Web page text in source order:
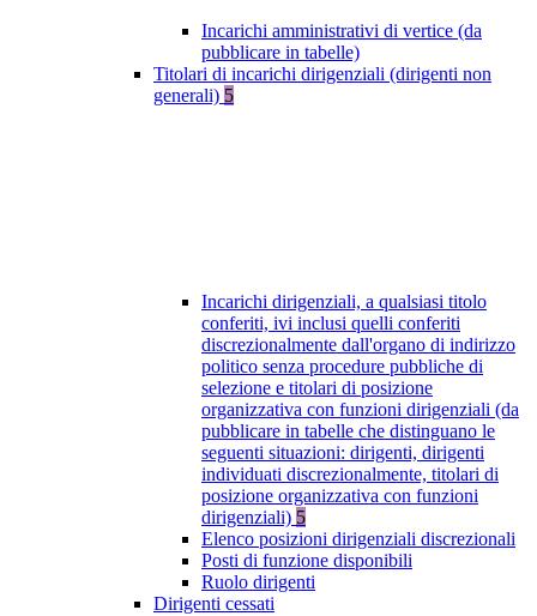
Incarichi amministrativi di vertice (da
pubblicare in tabelle)
Titolari di incarichi dirigenziali (dirigenti non
generali) 5
Incarichi dirigenziali, a qualsiasi titolo
conferiti, ivi inclusi quelli conferiti
discrezionalmente dall'organo di indirizzo
politico senza procedure pubbliche di
selezione e titolari di posizione
organizzativa con funzioni dirigenziali (da
pubblicare in tabelle che distinguano le
seguenti situazioni: dirigenti, dirigenti
individuati discrezionalmente, titolari di
posizione organizzativa con funzioni
dirigenziali) 5
Elenco posizioni dirigenziali discrezionali
Posti di funzione disponibili
Ruolo dirigenti
Dirigenti cessati